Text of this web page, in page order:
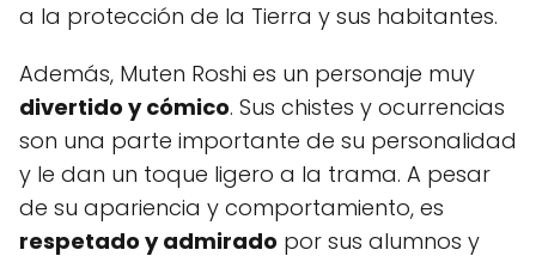
a la protección de la Tierra y sus habitantes.
Además, Muten Roshi es un personaje muy
divertido y cómico. Sus chistes y ocurrencias
son una parte importante de su personalidad
y le dan un toque ligero a la trama. A pesar
de su apariencia y comportamiento, es
respetado y admirado por sus alumnos y